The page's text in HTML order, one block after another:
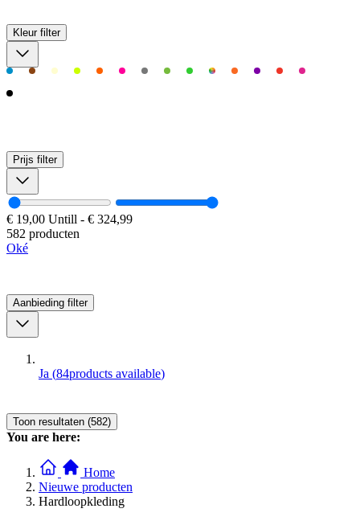
Kleur filter
Prijs filter
€ 19,00 Untill - € 324,99
582 producten
Oké
Aanbieding filter
Ja (84products available)
Toon resultaten (582)
You are here:
Home
Nieuwe producten
Hardloopkleding